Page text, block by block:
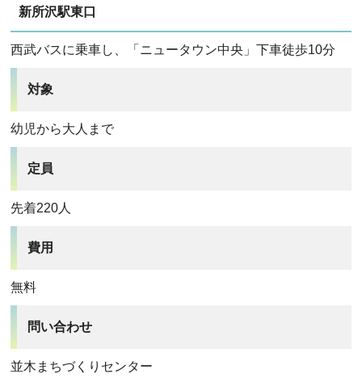
新所沢駅東口
西武バスに乗車し、「ニュータウン中央」下車徒歩10分
対象
幼児から大人まで
定員
先着220人
費用
無料
問い合わせ
並木まちづくりセンター